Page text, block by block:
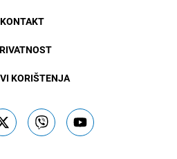
KONTAKT
KORIŠTENJA